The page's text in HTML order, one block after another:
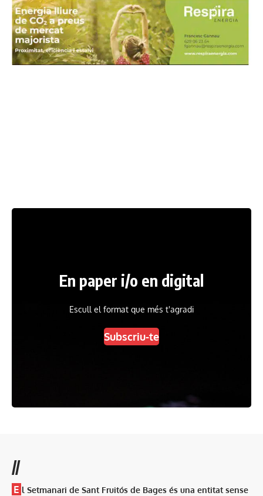
En paper i/o en digital
Escull el format que més t'agradi
Subscriu-te
//
E l Setmanari de Sant Fruitós de Bages és una entitat sense